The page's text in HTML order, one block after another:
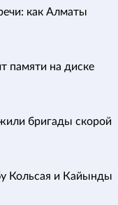
как Алматы
памяти на диске
бригады скорой
Кольсая и Кайынды